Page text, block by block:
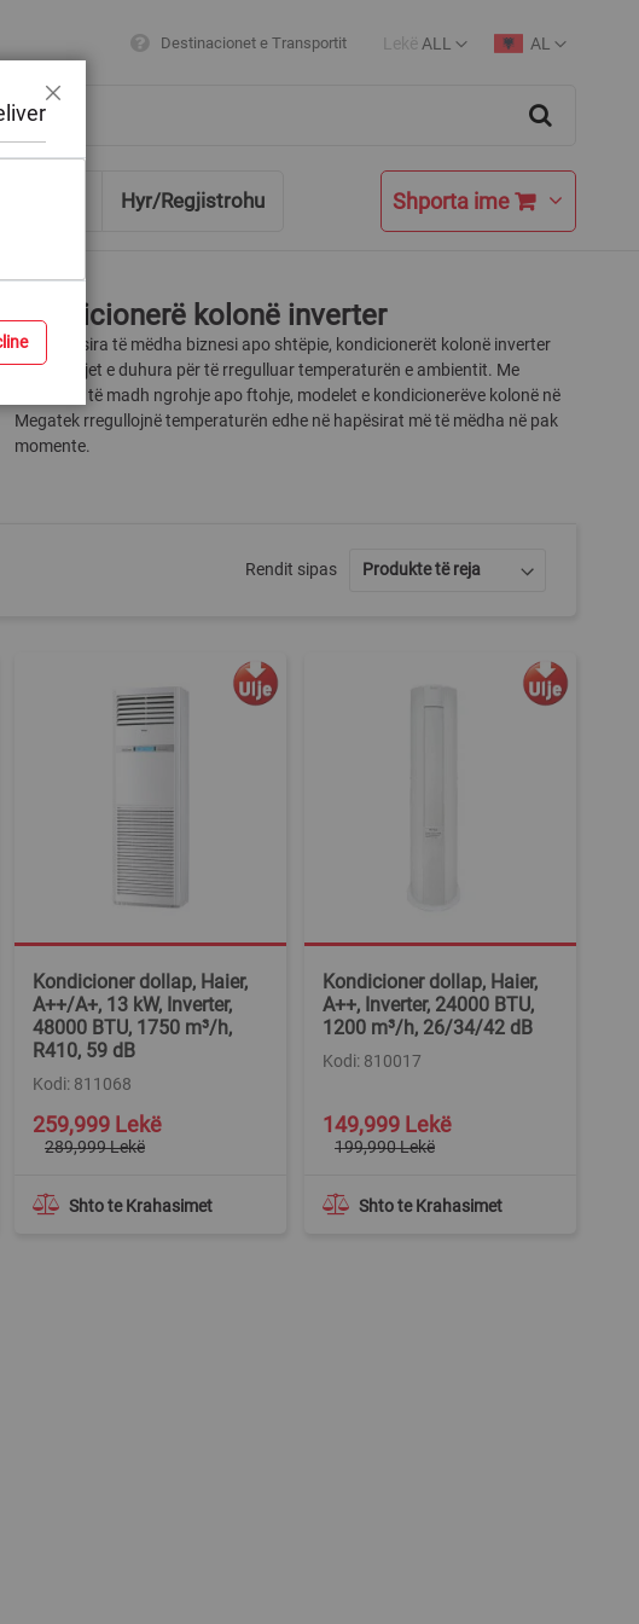
Destinacionet e Transportit
Currency
Lekë ALL
Language
AL
Këshilla Hyr/Regjistrohu Shporta ime
Kondicionerë kolonë inverter
Për hapësira të mëdha biznesi apo shtëpie, kondicionerët kolonë inverter
janë pajisjet e duhura për të rregulluar temperaturën e ambientit. Me
kapacitet të madh ngrohje apo ftohje, modelet e kondicionerëve kolonë në
Megatek rregullojnë temperaturën edhe në hapësirat më të mëdha në pak
momente.
Rendit sipas
Kondicioner dollap, Haier,
A++/A+, 13 kW, Inverter,
48000 BTU, 1750 m³/h,
R410, 59 dB
Kodi: 811068
Shto te Krahasimet
Special
Price
259,999 Lekë
289,999 Lekë
Kondicioner dollap, Haier,
A++, Inverter, 24000 BTU,
1200 m³/h, 26/34/42 dB
Kodi: 810017
Shto te Krahasimet
Special
Price
149,999 Lekë
199,990 Lekë